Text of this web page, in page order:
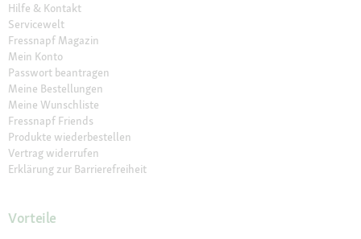
Hilfe & Kontakt
Servicewelt
Fressnapf Magazin
Mein Konto
Passwort beantragen
Meine Bestellungen
Meine Wunschliste
Fressnapf Friends
Produkte wiederbestellen
Vertrag widerrufen
Erklärung zur Barrierefreiheit
Vorteile